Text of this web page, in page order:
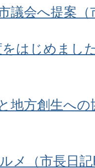
議会へ提案（
はじめまし
地方創生への
メ（市長日記